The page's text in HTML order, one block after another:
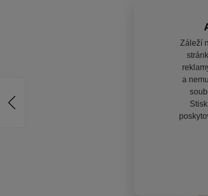
Záleží
a